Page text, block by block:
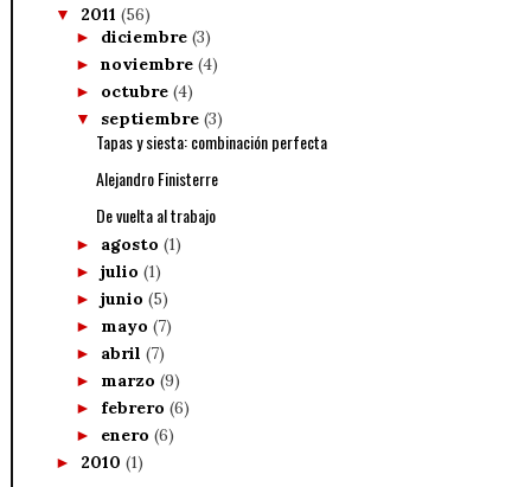
▼ 2011 (56)
► diciembre (3)
► noviembre (4)
► octubre (4)
▼ septiembre (3)
Tapas y siesta: combinación perfecta
Alejandro Finisterre
De vuelta al trabajo
► agosto (1)
► julio (1)
► junio (5)
► mayo (7)
► abril (7)
► marzo (9)
► febrero (6)
► enero (6)
► 2010 (1)